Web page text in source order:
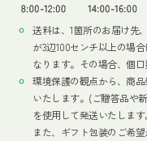
送料は、1箇所のお届け先
が3辺100センチ以上の場
なります。その場合、個
環境保護の観点から、商
いたします。(ご贈答品や
を使用して発送いたします
また、ギフト包装のご希